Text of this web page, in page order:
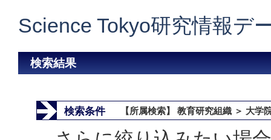
Science Tokyo研究情報デ
検索結果
検索条件 【所属検索】 教育研究組織 ＞ 大